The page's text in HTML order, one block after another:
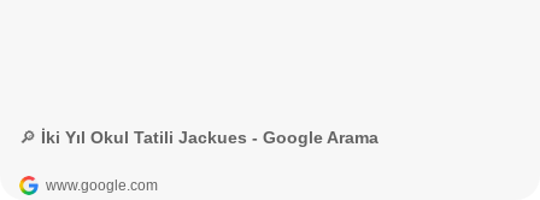
🔎 İki Yıl Okul Tatili Jackues - Google Arama
www.google.com